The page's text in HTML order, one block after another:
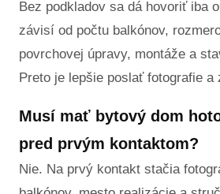
Bez podkladov sa dá hovoriť iba
závisí od počtu balkónov,
povrchovej úpravy, montáže a
Preto je lepšie poslať fotografie a
Musí mať bytový dom
pred prvým kontaktom?
Nie. Na prvý kontakt stačia